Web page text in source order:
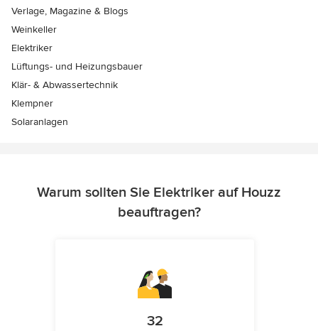
Verlage, Magazine & Blogs
Weinkeller
Elektriker
Lüftungs- und Heizungsbauer
Klär- & Abwassertechnik
Klempner
Solaranlagen
Warum sollten Sie Elektriker auf Houzz
beauftragen?
32